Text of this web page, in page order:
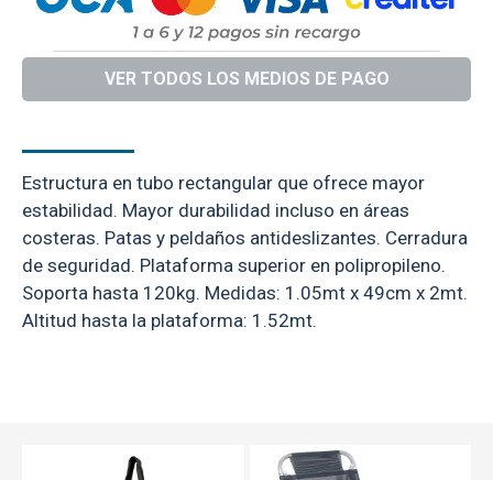
VER TODOS LOS MEDIOS DE PAGO
Estructura en tubo rectangular que ofrece mayor
estabilidad. Mayor durabilidad incluso en áreas
costeras. Patas y peldaños antideslizantes. Cerradura
de seguridad. Plataforma superior en polipropileno.
Soporta hasta 120kg. Medidas: 1.05mt x 49cm x 2mt.
Altitud hasta la plataforma: 1.52mt.